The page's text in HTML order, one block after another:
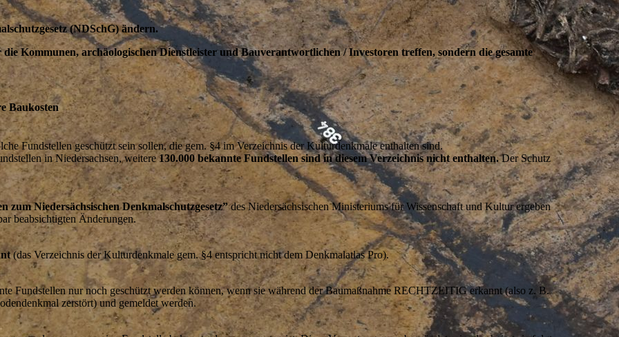
(NDSchG) ändern.
Kommunen, archäologischen Dienstleister und Bauverantwortlichen / Investoren treffen, sondern die gesamte
Baukosten
Fundstellen geschützt sein sollen, die gem. §4 im Verzeichnis der Kulturdenkmale enthalten sind.
in Niedersachsen, weitere130.000 bekannte Fundstellen sind in diesem Verzeichnis nicht enthalten.Der Schutz
zum Niedersächsischen Denkmalschutzgesetz”des Niedersächsischen Ministeriums für Wissenschaft und Kultur ergeben
beabsichtigten Änderungen.
(das Verzeichnis der Kulturdenkmale gem. §4 entspricht nicht dem Denkmalatlas Pro).
Fundstellen nur noch geschützt werden können, wenn sie während der Baumaßnahme RECHTZEITIG erkannt (also z. B.
zerstört) und gemeldet werden.